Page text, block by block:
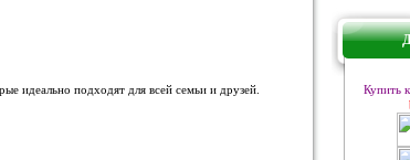
идеально подходят для всей семьи и друзей.
Купить